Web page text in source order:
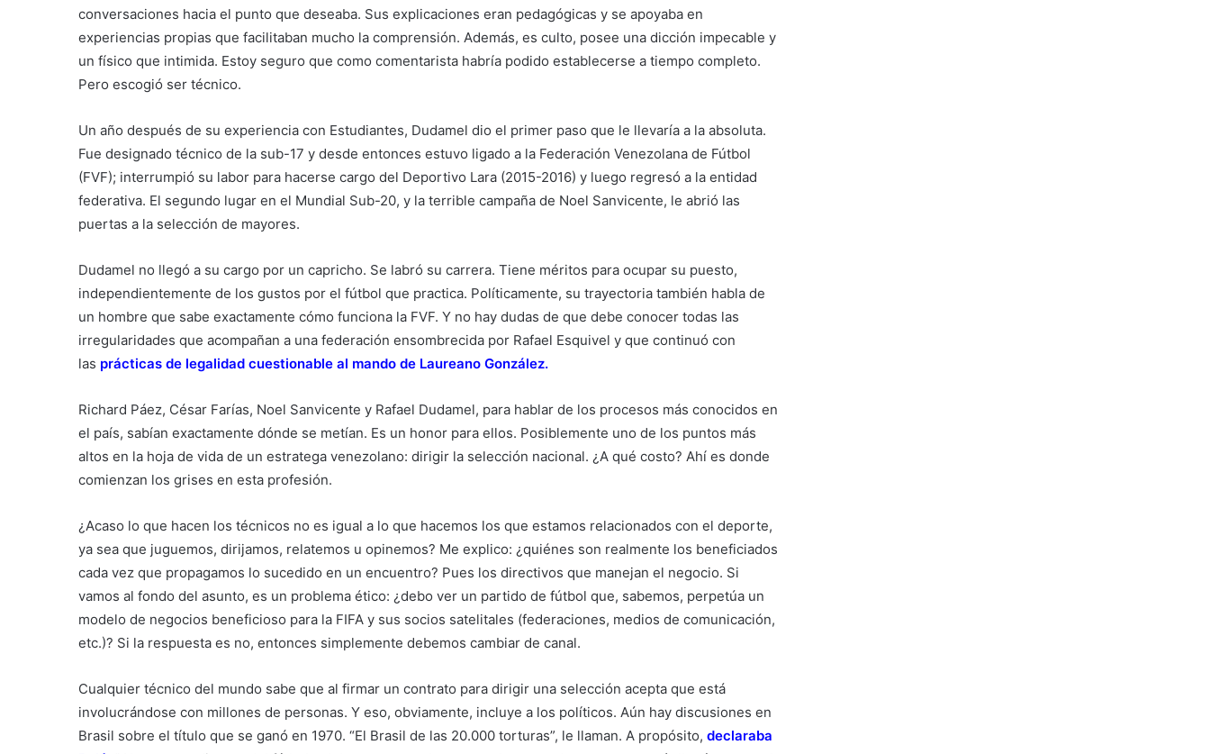
conversaciones hacia el punto que deseaba. Sus explicaciones eran pedagógicas y se apoyaba en
experiencias propias que facilitaban mucho la comprensión. Además, es culto, posee una dicción impecable y
un físico que intimida. Estoy seguro que como comentarista habría podido establecerse a tiempo completo.
Pero escogió ser técnico.
Un año después de su experiencia con Estudiantes, Dudamel dio el primer paso que le llevaría a la absoluta.
Fue designado técnico de la sub-17 y desde entonces estuvo ligado a la Federación Venezolana de Fútbol
(FVF); interrumpió su labor para hacerse cargo del Deportivo Lara (2015-2016) y luego regresó a la entidad
federativa. El segundo lugar en el Mundial Sub-20, y la terrible campaña de Noel Sanvicente, le abrió las
puertas a la selección de mayores.
Dudamel no llegó a su cargo por un capricho. Se labró su carrera. Tiene méritos para ocupar su puesto,
independientemente de los gustos por el fútbol que practica. Políticamente, su trayectoria también habla de
un hombre que sabe exactamente cómo funciona la FVF. Y no hay dudas de que debe conocer todas las
irregularidades que acompañan a una federación ensombrecida por Rafael Esquivel y que continuó con
las prácticas de legalidad cuestionable al mando de Laureano González.
Richard Páez, César Farías, Noel Sanvicente y Rafael Dudamel, para hablar de los procesos más conocidos en
el país, sabían exactamente dónde se metían. Es un honor para ellos. Posiblemente uno de los puntos más
altos en la hoja de vida de un estratega venezolano: dirigir la selección nacional. ¿A qué costo? Ahí es donde
comienzan los grises en esta profesión.
¿Acaso lo que hacen los técnicos no es igual a lo que hacemos los que estamos relacionados con el deporte,
ya sea que juguemos, dirijamos, relatemos u opinemos? Me explico: ¿quiénes son realmente los beneficiados
cada vez que propagamos lo sucedido en un encuentro? Pues los directivos que manejan el negocio. Si
vamos al fondo del asunto, es un problema ético: ¿debo ver un partido de fútbol que, sabemos, perpetúa un
modelo de negocios beneficioso para la FIFA y sus socios satelitales (federaciones, medios de comunicación,
etc.)? Si la respuesta es no, entonces simplemente debemos cambiar de canal.
Cualquier técnico del mundo sabe que al firmar un contrato para dirigir una selección acepta que está
involucrándose con millones de personas. Y eso, obviamente, incluye a los políticos. Aún hay discusiones en
Brasil sobre el título que se ganó en 1970. “El Brasil de las 20.000 torturas”, le llaman. A propósito, declaraba